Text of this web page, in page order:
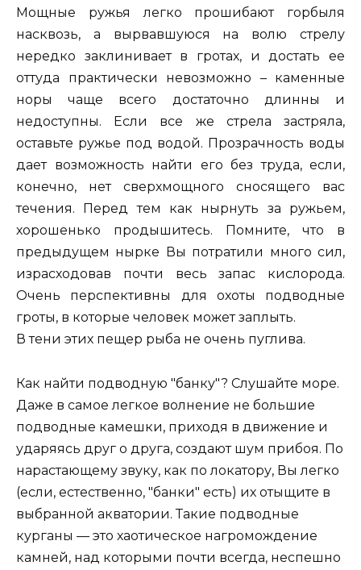
Мощные ружья легко прошибают горбыля
насквозь, а вырвавшуюся на волю стрелу
нередко заклинивает в гротах, и достать ее
оттуда практически невозможно – каменные
норы чаще всего достаточно длинны и
недоступны. Если все же стрела застряла,
оставьте ружье под водой. Прозрачность воды
дает возможность найти его без труда, если,
конечно, нет сверхмощного сносящего вас
течения. Перед тем как нырнуть за ружьем,
хорошенько продышитесь. Помните, что в
предыдущем нырке Вы потратили много сил,
израсходовав почти весь запас кислорода.
Очень перспективны для охоты подводные
гроты, в которые человек может заплыть.
В тени этих пещер рыба не очень пуглива.
Как найти подводную "банку"? Слушайте море.
Даже в самое легкое волнение не большие
подводные камешки, приходя в движение и
ударяясь друг о друга, создают шум прибоя. По
нарастающему звуку, как по локатору, Вы легко
(если, естественно, "банки" есть) их отыщите в
выбранной акватории. Такие подводные
курганы — это хаотическое нагромождение
камней, над которыми почти всегда, неспешно